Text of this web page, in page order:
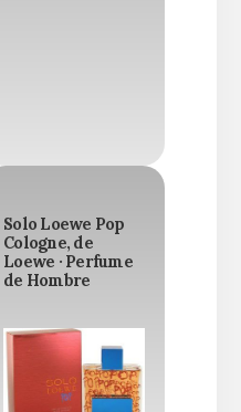
Solo Loewe Pop
Cologne, de
Loewe · Perfume
de Hombre